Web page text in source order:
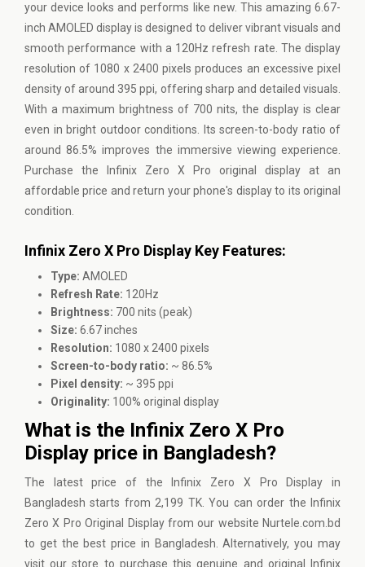
your device looks and performs like new. This amazing 6.67-
inch AMOLED display is designed to deliver vibrant visuals and
smooth performance with a 120Hz refresh rate. The display
resolution of 1080 x 2400 pixels produces an excessive pixel
density of around 395 ppi, offering sharp and detailed visuals.
With a maximum brightness of 700 nits, the display is clear
even in bright outdoor conditions. Its screen-to-body ratio of
around 86.5% improves the immersive viewing experience.
Purchase the Infinix Zero X Pro original display at an
affordable price and return your phone's display to its original
condition.
Infinix Zero X Pro Display Key Features:
Type: AMOLED
Refresh Rate: 120Hz
Brightness: 700 nits (peak)
Size: 6.67 inches
Resolution: 1080 x 2400 pixels
Screen-to-body ratio: ~ 86.5%
Pixel density: ~ 395 ppi
Originality: 100% original display
What is the Infinix Zero X Pro
Display price in Bangladesh?
The latest price of the Infinix Zero X Pro Display in
Bangladesh starts from 2,199 TK. You can order the Infinix
Zero X Pro Original Display from our website Nurtele.com.bd
to get the best price in Bangladesh. Alternatively, you may
visit our store to purchase this genuine and original Infinix